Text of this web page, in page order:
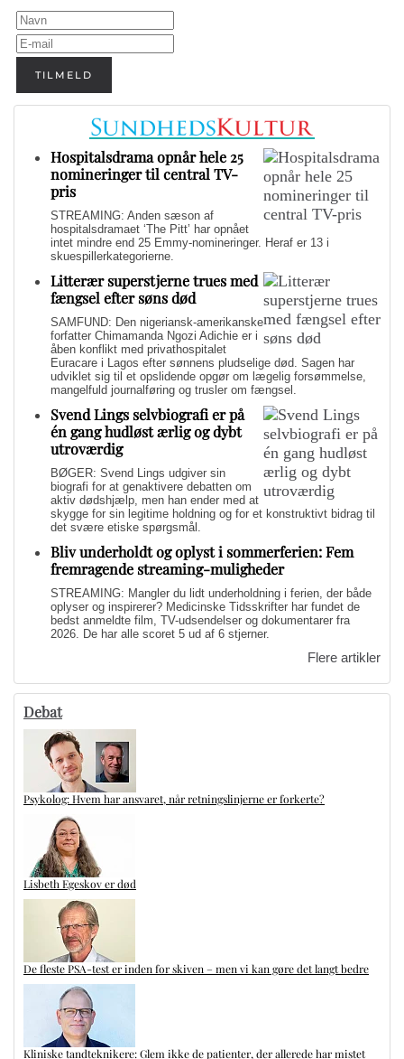
TILMELD
Hospitalsdrama opnår hele 25
nomineringer til central TV-
pris
STREAMING: Anden sæson af
hospitalsdramaet ‘The Pitt’ har opnået
intet mindre end 25 Emmy-nomineringer. Heraf er 13 i
skuespillerkategorierne.
Litterær superstjerne trues med
fængsel efter søns død
SAMFUND: Den nigeriansk-amerikanske
forfatter Chimamanda Ngozi Adichie er i
åben konflikt med privathospitalet
Euracare i Lagos efter sønnens pludselige død. Sagen har
udviklet sig til et opslidende opgør om lægelig forsømmelse,
mangelfuld journalføring og trusler om fængsel.
Svend Lings selvbiografi er på
én gang hudløst ærlig og dybt
utroværdig
BØGER: Svend Lings udgiver sin
biografi for at genaktivere debatten om
aktiv dødshjælp, men han ender med at
skygge for sin legitime holdning og for et konstruktivt bidrag til
det svære etiske spørgsmål.
Bliv underholdt og oplyst i sommerferien: Fem
fremragende streaming-muligheder
STREAMING: Mangler du lidt underholdning i ferien, der både
oplyser og inspirerer? Medicinske Tidsskrifter har fundet de
bedst anmeldte film, TV-udsendelser og dokumentarer fra
2026. De har alle scoret 5 ud af 6 stjerner.
Flere artikler
Debat
Psykolog: Hvem har ansvaret, når retningslinjerne er forkerte?
Lisbeth Egeskov er død
De fleste PSA-test er inden for skiven – men vi kan gøre det langt bedre
Kliniske tandteknikere: Glem ikke de patienter, der allerede har mistet